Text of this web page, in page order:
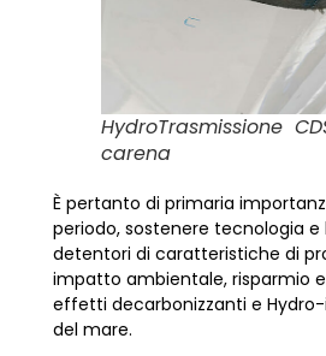
HydroTrasmissione
carena
È pertanto di primaria
periodo, sostenere tecnologia
detentori di caratteristiche di
impatto ambientale, risparmio
effetti decarbonizzanti e
del mare.